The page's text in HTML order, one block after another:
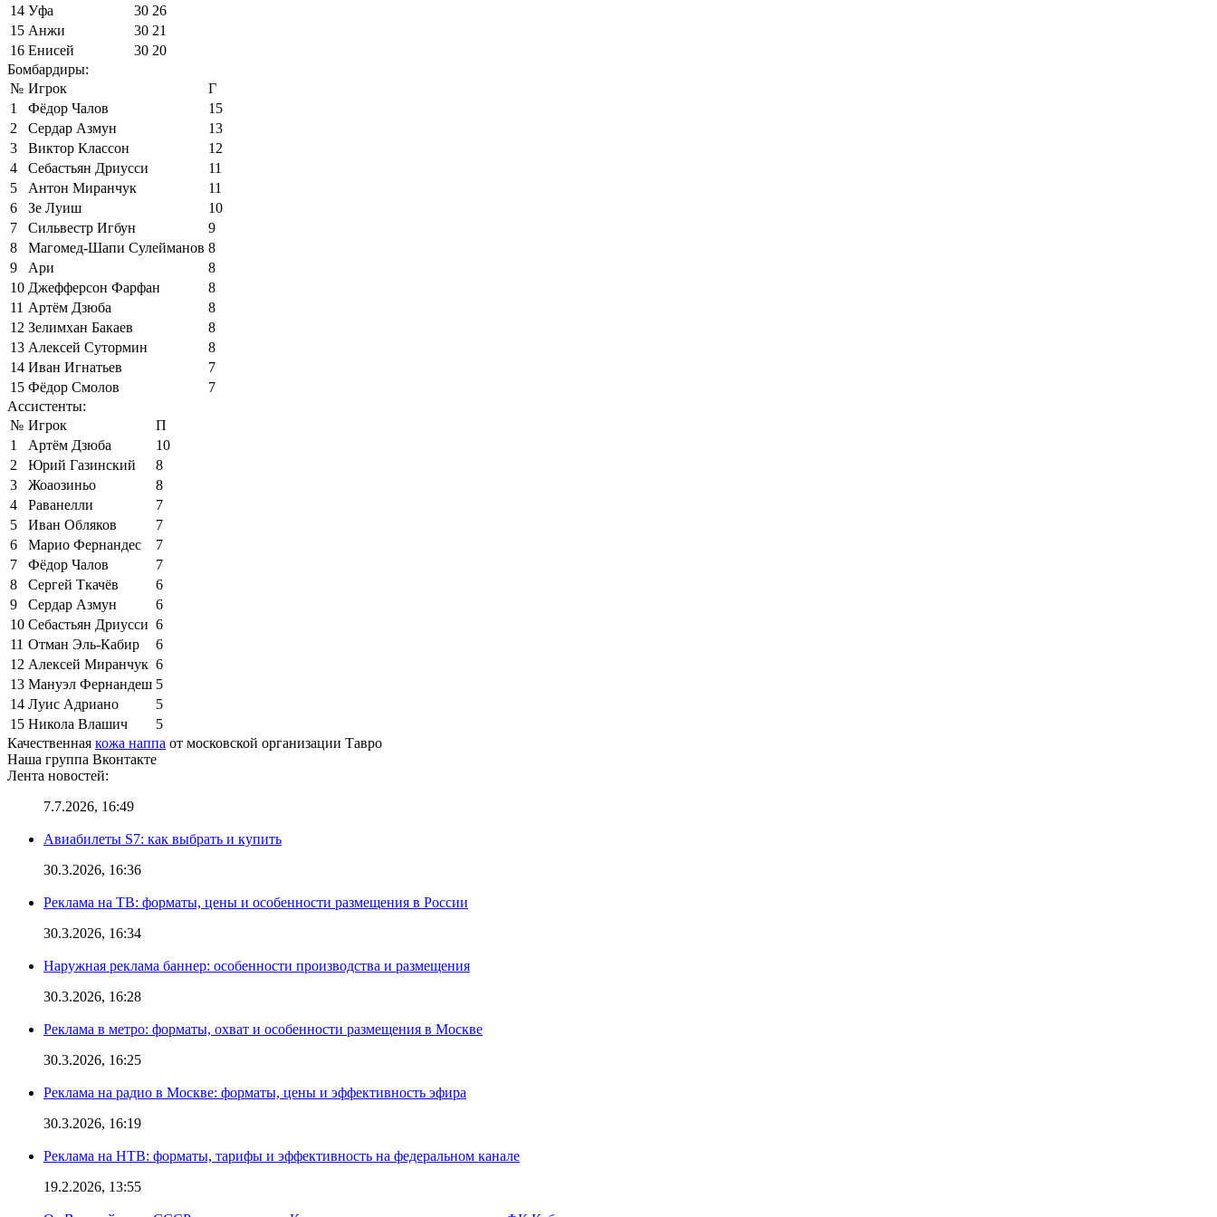
14 Уфа 30 26
15 Анжи 30 21
16 Енисей 30 20
Бомбардиры:
№ Игрок
Г
1
Фёдор Чалов
15
2
Сердар Азмун
13
3
Виктор Классон
12
4
Себастьян Дриусси
11
5
Антон Миранчук
11
6
Зе Луиш
10
7
Сильвестр Игбун
9
8
Магомед-Шапи Сулейманов 8
9
Ари
8
10 Джефферсон Фарфан
8
11 Артём Дзюба
8
12 Зелимхан Бакаев
8
13 Алексей Сутормин
8
14 Иван Игнатьев
7
15 Фёдор Смолов
7
Ассистенты:
№ Игрок
П
1
Артём Дзюба
10
2
Юрий Газинский
8
3
Жоаозиньо
8
4
Раванелли
7
5
Иван Обляков
7
6
Марио Фернандес
7
7
Фёдор Чалов
7
8
Сергей Ткачёв
6
9
Сердар Азмун
6
10 Себастьян Дриусси 6
11 Отман Эль-Кабир
6
12 Алексей Миранчук 6
13 Мануэл Фернандеш 5
14 Луис Адриано
5
15 Никола Влашич
5
Качественная кожа наппа от московской организации Тавро
Наша группа Вконтакте
Лента новостей:
7.7.2026, 16:49
Авиабилеты S7: как выбрать и купить
30.3.2026, 16:36
Реклама на ТВ: форматы, цены и особенности размещения в России
30.3.2026, 16:34
Наружная реклама баннер: особенности производства и размещения
30.3.2026, 16:28
Реклама в метро: форматы, охват и особенности размещения в Москве
30.3.2026, 16:25
Реклама на радио в Москве: форматы, цены и эффективность эфира
30.3.2026, 16:19
Реклама на НТВ: форматы, тарифы и эффективность на федеральном канале
19.2.2026, 13:55